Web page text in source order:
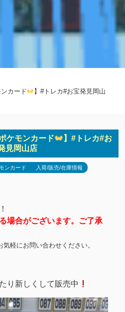
ンカード
】#トレカ#お宝発見岡山
ポケモンカード
】#トレカ#お
見岡山店
ンカード 入荷/販売/在庫情報
場合がございます。ご了承
軽にお問い合わせください。
り新しくして販売中